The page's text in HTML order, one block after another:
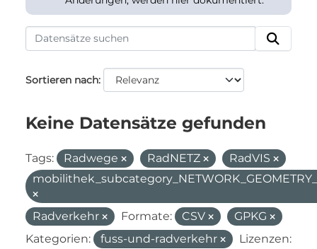
Sortieren nach
Keine Datensätze gefunden
Tags: Radwege RadNETZ
RadVIS
Radverkehr Formate: CSV
GPKG
Kategorien:
fuss-und-radverkehr
Lizenzen: